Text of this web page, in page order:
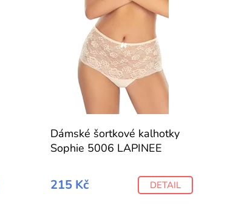
Dámské šortkové kalhotky
Sophie 5006 LAPINEE
215 Kč DETAIL